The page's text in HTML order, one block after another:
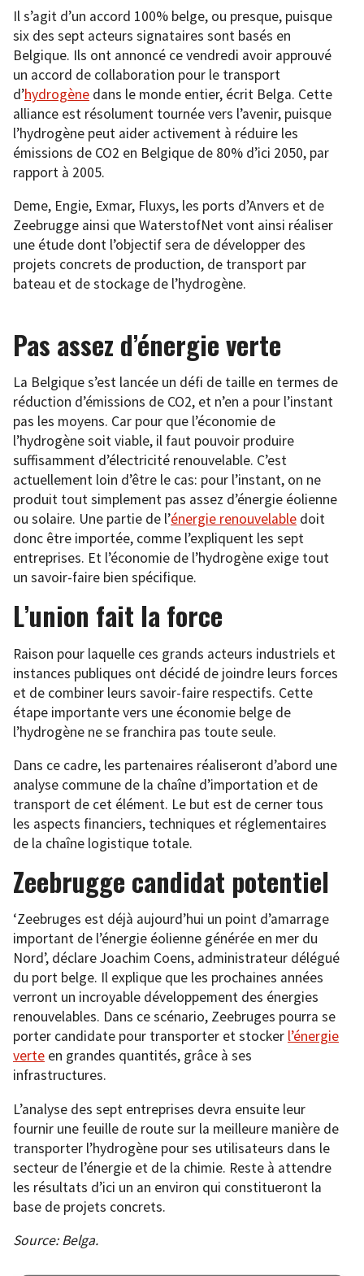
Il s’agit d’un accord 100% belge, ou presque, puisque
six des sept acteurs signataires sont basés en
Belgique. Ils ont annoncé ce vendredi avoir approuvé
un accord de collaboration pour le transport
d’hydrogène dans le monde entier, écrit Belga. Cette
alliance est résolument tournée vers l’avenir, puisque
l’hydrogène peut aider activement à réduire les
émissions de CO2 en Belgique de 80% d’ici 2050, par
rapport à 2005.
Deme, Engie, Exmar, Fluxys, les ports d’Anvers et de
Zeebrugge ainsi que WaterstofNet vont ainsi réaliser
une étude dont l’objectif sera de développer des
projets concrets de production, de transport par
bateau et de stockage de l’hydrogène.
Pas assez d’énergie verte
La Belgique s’est lancée un défi de taille en termes de
réduction d’émissions de CO2, et n’en a pour l’instant
pas les moyens. Car pour que l’économie de
l’hydrogène soit viable, il faut pouvoir produire
suffisamment d’électricité renouvelable. C’est
actuellement loin d’être le cas: pour l’instant, on ne
produit tout simplement pas assez d’énergie éolienne
ou solaire. Une partie de l’énergie renouvelable doit
donc être importée, comme l’expliquent les sept
entreprises. Et l’économie de l’hydrogène exige tout
un savoir-faire bien spécifique.
L’union fait la force
Raison pour laquelle ces grands acteurs industriels et
instances publiques ont décidé de joindre leurs forces
et de combiner leurs savoir-faire respectifs. Cette
étape importante vers une économie belge de
l’hydrogène ne se franchira pas toute seule.
Dans ce cadre, les partenaires réaliseront d’abord une
analyse commune de la chaîne d’importation et de
transport de cet élément. Le but est de cerner tous
les aspects financiers, techniques et réglementaires
de la chaîne logistique totale.
Zeebrugge candidat potentiel
‘Zeebruges est déjà aujourd’hui un point d’amarrage
important de l’énergie éolienne générée en mer du
Nord’, déclare Joachim Coens, administrateur délégué
du port belge. Il explique que les prochaines années
verront un incroyable développement des énergies
renouvelables. Dans ce scénario, Zeebruges pourra se
porter candidate pour transporter et stocker l’énergie
verte en grandes quantités, grâce à ses
infrastructures.
L’analyse des sept entreprises devra ensuite leur
fournir une feuille de route sur la meilleure manière de
transporter l’hydrogène pour ses utilisateurs dans le
secteur de l’énergie et de la chimie. Reste à attendre
les résultats d’ici un an environ qui constitueront la
base de projets concrets.
Source: Belga.